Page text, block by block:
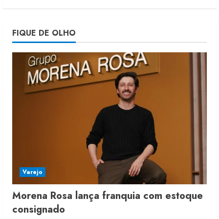
5
Projeto testa passaporte digital na
moda nacional
4 de agosto de 2026
FIQUE DE OLHO
Varejo
Morena Rosa lança franquia com estoque
consignado